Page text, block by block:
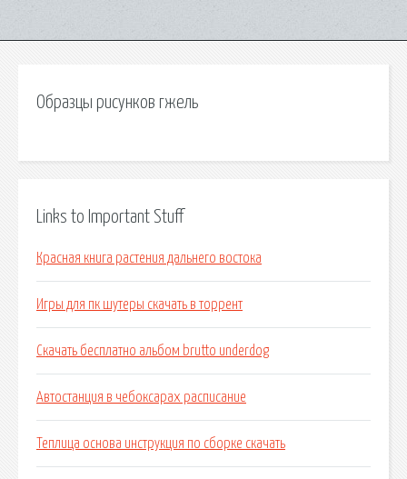
Образцы рисунков гжель
Links to Important Stuff
Красная книга растения дальнего востока
Игры для пк шутеры скачать в торрент
Скачать бесплатно альбом brutto underdog
Автостанция в чебоксарах расписание
Теплица основа инструкция по сборке скачать